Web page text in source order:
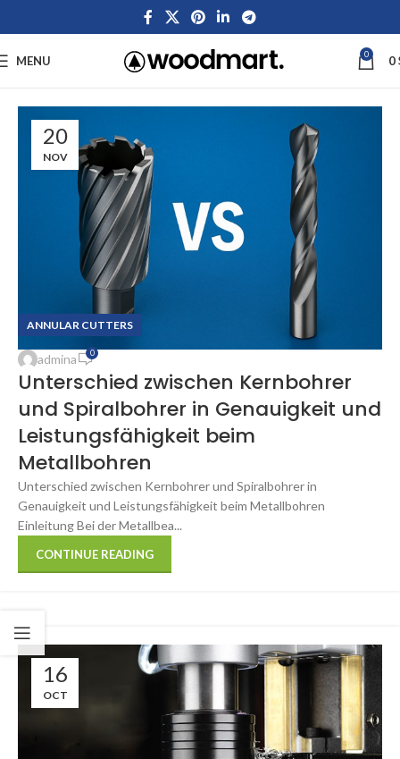
MENU 0 0
20
NOV
ANNULAR CUTTERS
admina 0
Unterschied zwischen Kernbohrer
und Spiralbohrer in Genauigkeit und
Leistungsfähigkeit beim
Metallbohren
Unterschied zwischen Kernbohrer und Spiralbohrer in
Genauigkeit und Leistungsfähigkeit beim Metallbohren
Einleitung Bei der Metallbea...
CONTINUE READING
16
OCT